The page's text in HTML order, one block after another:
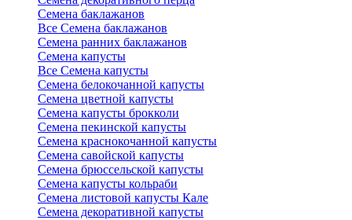
Семена баклажанов
Все Семена баклажанов
Семена ранних баклажанов
Семена капусты
Все Семена капусты
Семена белокочанной капусты
Семена цветной капусты
Семена капусты брокколи
Семена пекинской капусты
Семена краснокочанной капусты
Семена савойской капусты
Семена брюссельской капусты
Семена капусты кольраби
Семена листовой капусты Кале
Семена декоративной капусты